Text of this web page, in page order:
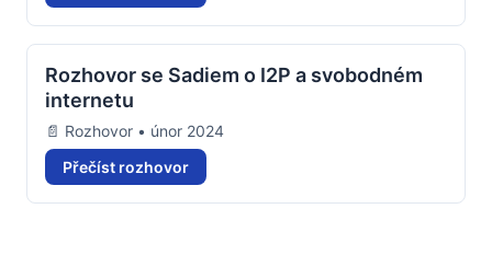
Rozhovor se Sadiem o I2P a svobodném
internetu
📄 Rozhovor • únor 2024
Přečíst rozhovor